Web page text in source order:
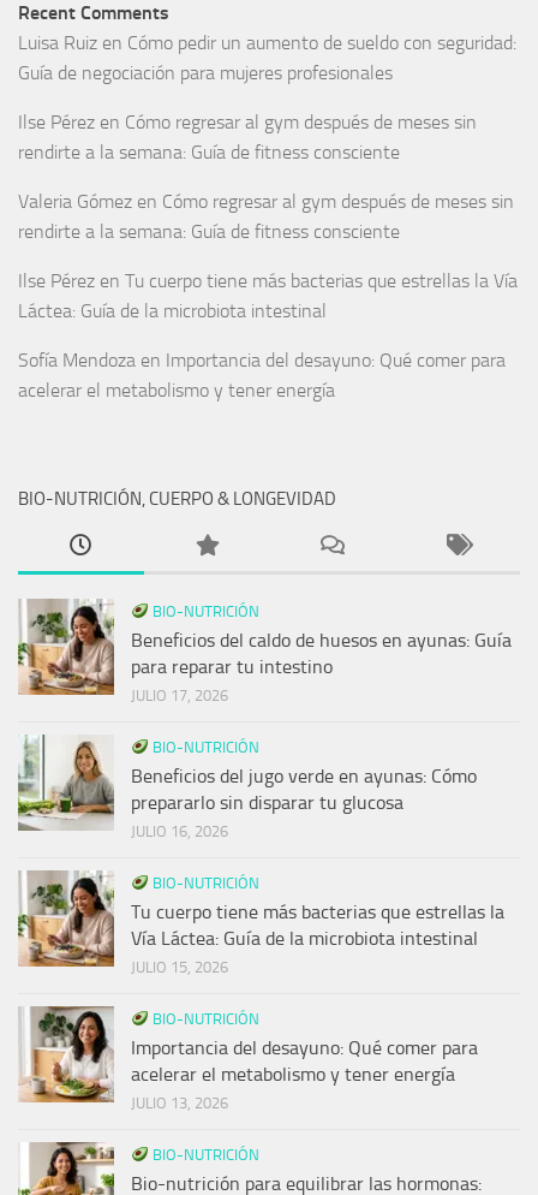
Recent Comments
Luisa Ruiz en Cómo pedir un aumento de sueldo con seguridad:
Guía de negociación para mujeres profesionales
Ilse Pérez en Cómo regresar al gym después de meses sin
rendirte a la semana: Guía de fitness consciente
Valeria Gómez en Cómo regresar al gym después de meses sin
rendirte a la semana: Guía de fitness consciente
Ilse Pérez en Tu cuerpo tiene más bacterias que estrellas la Vía
Láctea: Guía de la microbiota intestinal
Sofía Mendoza en Importancia del desayuno: Qué comer para
acelerar el metabolismo y tener energía
BIO-NUTRICIÓN, CUERPO & LONGEVIDAD
BIO-NUTRICIÓN
Beneficios del caldo de huesos en ayunas: Guía
para reparar tu intestino
JULIO 17, 2026
BIO-NUTRICIÓN
Beneficios del jugo verde en ayunas: Cómo
prepararlo sin disparar tu glucosa
JULIO 16, 2026
BIO-NUTRICIÓN
Tu cuerpo tiene más bacterias que estrellas la
Vía Láctea: Guía de la microbiota intestinal
JULIO 15, 2026
BIO-NUTRICIÓN
Importancia del desayuno: Qué comer para
acelerar el metabolismo y tener energía
JULIO 13, 2026
BIO-NUTRICIÓN
Bio-nutrición para equilibrar las hormonas: